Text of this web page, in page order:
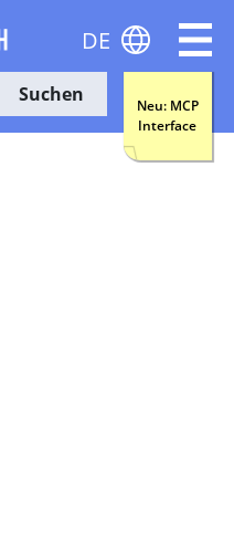
Suchen
Neu: MCP
Interface
DE